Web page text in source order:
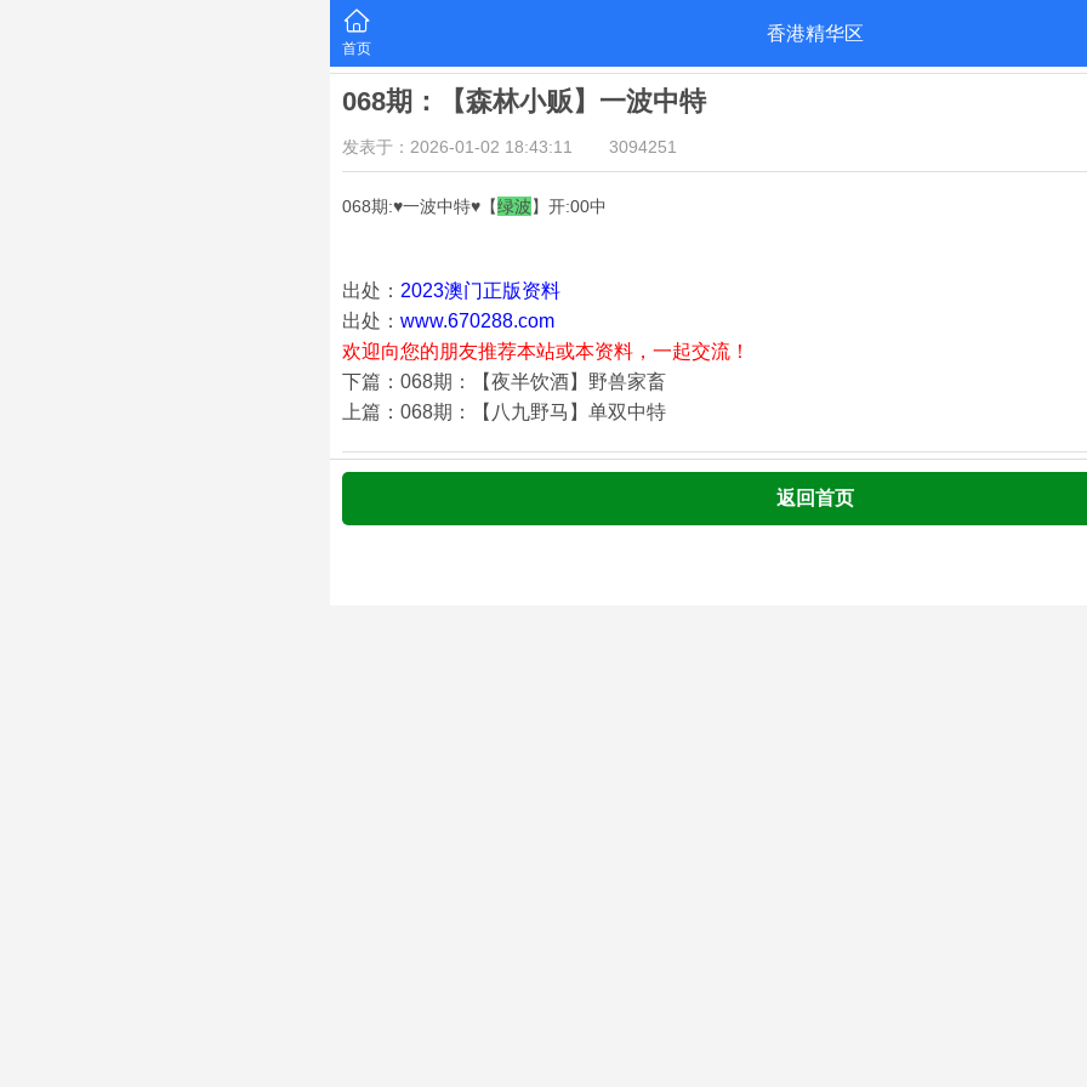
首页
香港精华区
068期：【森林小贩】一波中特
发表于：2026-01-02 18:43:11 3094251
068期:♥一波中特♥【绿波】开:00中
出处： 2023澳门正版资料
出处： www.670288.com
欢迎向您的朋友推荐本站或本资料，一起交流！
下篇：068期：【夜半饮酒】野兽家畜
上篇：068期：【八九野马】单双中特
返回首页